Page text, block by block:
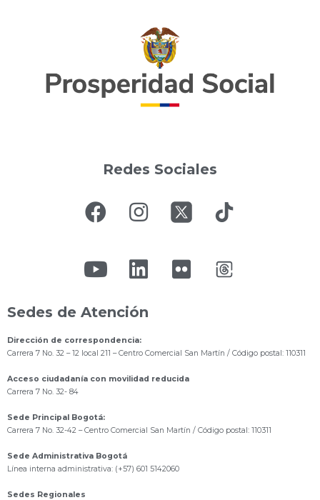
Redes Sociales
Sedes de Atención
Dirección de correspondencia:
Carrera 7 No. 32 – 12 local 211 – Centro Comercial San Martín / Código postal: 110311
Acceso ciudadanía con movilidad reducida
Carrera 7 No. 32- 84
Sede Principal Bogotá:
Carrera 7 No. 32-42 – Centro Comercial San Martín / Código postal: 110311
Sede Administrativa Bogotá
Línea interna administrativa: (+57) 601 5142060
Sedes Regionales